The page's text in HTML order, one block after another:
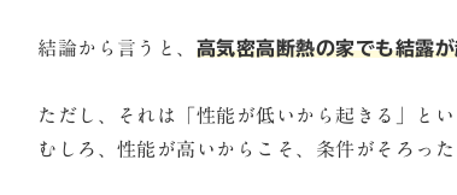
結論から言うと、 高気密高断熱の家でも結露
ただし、それは「性能が低いから起きる」とい
むしろ、性能が高いからこそ、条件がそろっ